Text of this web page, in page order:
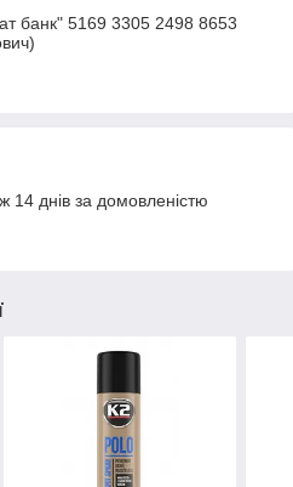
банк" 5169 3305 2498 8653
14 днів за домовленістю